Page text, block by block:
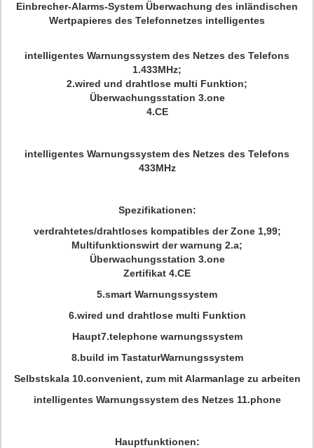
Einbrecher-Alarms-System Überwachung des inländischen
Wertpapieres des Telefonnetzes intelligentes
intelligentes Warnungssystem des Netzes des Telefons
1.433MHz;
2.wired und drahtlose multi Funktion;
Überwachungsstation 3.one
4.CE
intelligentes Warnungssystem des Netzes des Telefons
433MHz
Spezifikationen:
verdrahtetes/drahtloses kompatibles der Zone 1,99;
Multifunktionswirt der warnung 2.a;
Überwachungsstation 3.one
Zertifikat 4.CE
5.smart Warnungssystem
6.wired und drahtlose multi Funktion
Haupt7.telephone warnungssystem
8.build im TastaturWarnungssystem
Selbstskala 10.convenient, zum mit Alarmanlage zu arbeiten
intelligentes Warnungssystem des Netzes 11.phone
Hauptfunktionen: